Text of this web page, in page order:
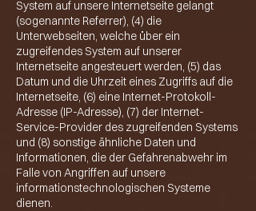
System auf unsere Internetseite gelangt
(sogenannte Referrer), (4) die
Unterwebseiten, welche über ein
zugreifendes System auf unserer
Internetseite angesteuert werden, (5) das
Datum und die Uhrzeit eines Zugriffs auf die
Internetseite, (6) eine Internet-Protokoll-
Adresse (IP-Adresse), (7) der Internet-
Service-Provider des zugreifenden Systems
und (8) sonstige ähnliche Daten und
Informationen, die der Gefahrenabwehr im
Falle von Angriffen auf unsere
informationstechnologischen Systeme
dienen.